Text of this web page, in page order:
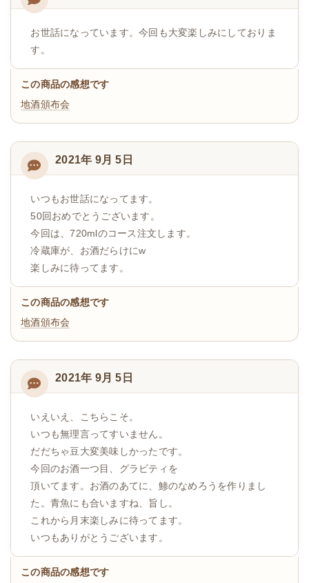
お世話になっています。今回も大変楽しみにしておりま
す。
この商品の感想です
地酒頒布会
2021年 9月 5日
いつもお世話になってます。
50回おめでとうございます。
今回は、720mlのコース注文します。
冷蔵庫が、お酒だらけにw
楽しみに待ってます。
この商品の感想です
地酒頒布会
2021年 9月 5日
いえいえ、こちらこそ。
いつも無理言ってすいません。
だだちゃ豆大変美味しかったです。
今回のお酒一つ目、グラビティを
頂いてます。お酒のあてに、鯵のなめろうを作りまし
た。青魚にも合いますね、旨し。
これから月末楽しみに待ってます。
いつもありがとうございます。
この商品の感想です